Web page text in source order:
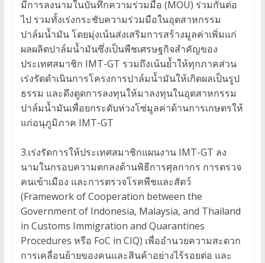
มีการลงนามในบันทึกความร่วมมือ (MOU) ร่วมกันต่อ
ไป รวมทั้งเร่งกระชับความร่วมมือในอุตสาหกรรม
ปาล์มน้ำมัน โดยมุ่งเน้นส่งเสริมการสร้างมูลค่าเพิ่มแก่
ผลผลิตปาล์มน้ำมันซึ่งเป็นพืชเศรษฐกิจสำคัญของ
ประเทศสมาชิก IMT-GT รวมถึงเน้นย้ำให้ทุกภาคส่วน
เร่งรัดดำเนินการโครงการปาล์มน้ำมันให้เกิดผลเป็นรูป
ธรรม และดึงดูดการลงทุนให้มาลงทุนในอุตสาหกรรม
ปาล์มน้ำมันเพื่อยกระดับห่วงโซ่มูลค่าด้านการเกษตรให้
แก่อนุภูมิภาค IMT-GT
3.เร่งรัดการให้ประเทศสมาชิกแผนงาน IMT-GT ลง
นามในกรอบความตกลงด้านพิธีการศุลกากร การตรวจ
คนเข้าเมือง และการตรวจโรคพืชและสัตว์
(Framework of Cooperation between the
Government of Indonesia, Malaysia, and Thailand
in Customs Immigration and Quarantines
Procedures หรือ FoC in CIQ) เพื่ออำนวยความสะดวก
การเคลื่อนย้ายของคนและสินค้าอย่างไร้รอยต่อ และ